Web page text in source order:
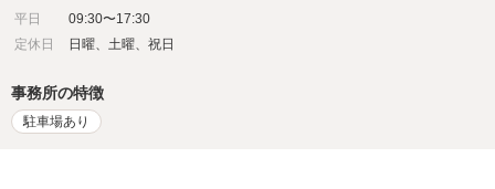
平日
09:30〜17:30
定休日
日曜、土曜、祝日
事務所の特徴
駐車場あり